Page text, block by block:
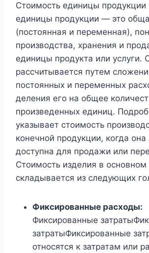
Стоимость единицы продукции
единицы продукции — это
(постоянная и переменная),
производства, хранения и
единицы продукта или услуги.
рассчитывается путем
постоянных и переменных
деления его на общее
произведенных единиц.
указывает стоимость
конечной продукции, когда она
доступна для продажи или
Стоимость изделия в основном
складывается из следующих
Фиксированные расходы:
Фиксированные
затратыФиксированные
относятся к затратам или